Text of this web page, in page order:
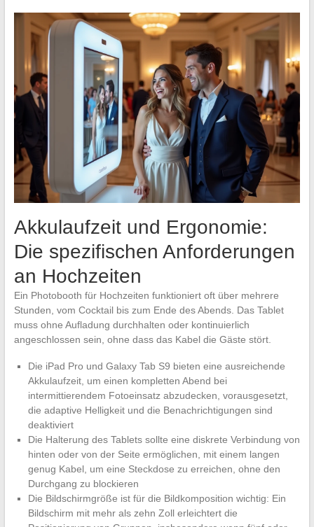
Akkulaufzeit und Ergonomie:
Die spezifischen Anforderungen
an Hochzeiten
Ein Photobooth für Hochzeiten funktioniert oft über mehrere
Stunden, vom Cocktail bis zum Ende des Abends. Das Tablet
muss ohne Aufladung durchhalten oder kontinuierlich
angeschlossen sein, ohne dass das Kabel die Gäste stört.
Die iPad Pro und Galaxy Tab S9 bieten eine ausreichende
Akkulaufzeit, um einen kompletten Abend bei
intermittierendem Fotoeinsatz abzudecken, vorausgesetzt,
die adaptive Helligkeit und die Benachrichtigungen sind
deaktiviert
Die Halterung des Tablets sollte eine diskrete Verbindung von
hinten oder von der Seite ermöglichen, mit einem langen
genug Kabel, um eine Steckdose zu erreichen, ohne den
Durchgang zu blockieren
Die Bildschirmgröße ist für die Bildkomposition wichtig: Ein
Bildschirm mit mehr als zehn Zoll erleichtert die